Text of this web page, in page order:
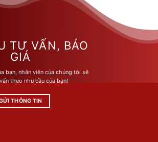
nhiều
biến
thể.
TƯ VẤN, BÁO
GIÁ
bạn, nhân viên của chúng tôi sẽ
theo nhu cầu của bạn!
THÔNG TIN